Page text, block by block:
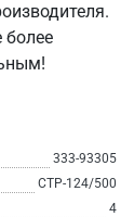
более
333-93305
СТР-124/500
4